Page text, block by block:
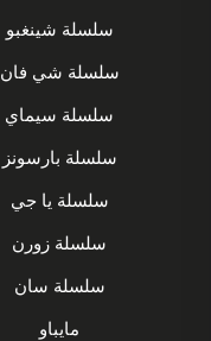
سلسلة شينغبو
سلسلة شي فان
سلسلة سيماي
سلسلة بارسونز
سلسلة يا جي
سلسلة زورن
سلسلة سان
مايباو